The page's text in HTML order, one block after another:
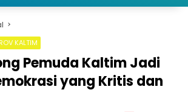
KALTIM
Pemuda Kaltim Jadi
yang Kritis dan